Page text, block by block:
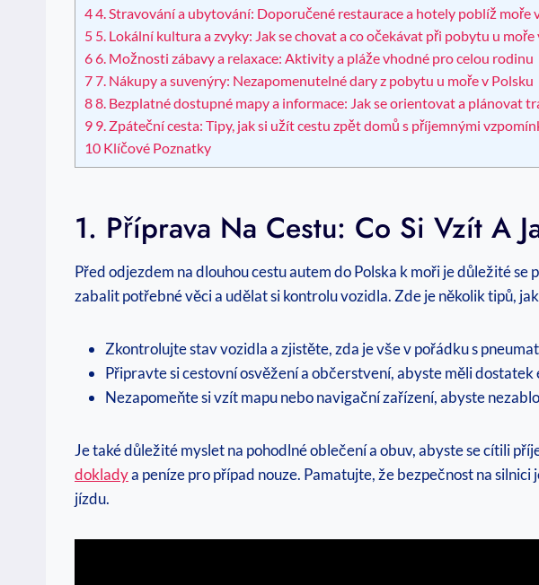
44. Stravování a ubytování: Doporučené restaurace a hotely poblíž moře
5 5. Lokální kultura a zvyky: Jak se chovat a co očekávat při pobytu u moře
66. Možnosti zábavy a relaxace: Aktivity a pláže vhodné pro celou rodinu
77. Nákupy a suvenýry: Nezapomenutelné dary z pobytu u moře v Polsku
88. Bezplatné dostupné mapy a informace: Jak se orientovat a plánovat
9 9. Zpáteční cesta: Tipy, jak si užít cestu zpět domů s příjemnými
10 Klíčové Poznatky
1. Příprava Na Cestu: Co Si Vzít A
Před odjezdem na dlouhou cestu autem do Polska k moři je důležité
zabalit potřebné věci a udělat si kontrolu vozidla. Zde je několik tipů,
Zkontrolujte stav vozidla a zjistěte, zda je vše v pořádku s
Připravte si cestovní osvěžení a občerstvení, abyste měli
Nezapomeňte si vzít mapu nebo navigační zařízení, abyste
Je také důležité myslet na pohodlné oblečení a obuv, abyste se cítili
dokladya peníze pro případ nouze. Pamatujte, že bezpečnost na
jízdu.